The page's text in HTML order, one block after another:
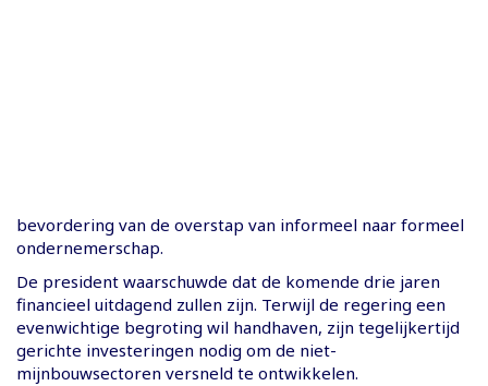
bevordering van de overstap van informeel naar formeel
ondernemerschap.
De president waarschuwde dat de komende drie jaren
financieel uitdagend zullen zijn. Terwijl de regering een
evenwichtige begroting wil handhaven, zijn tegelijkertijd
gerichte investeringen nodig om de niet-
mijnbouwsectoren versneld te ontwikkelen.